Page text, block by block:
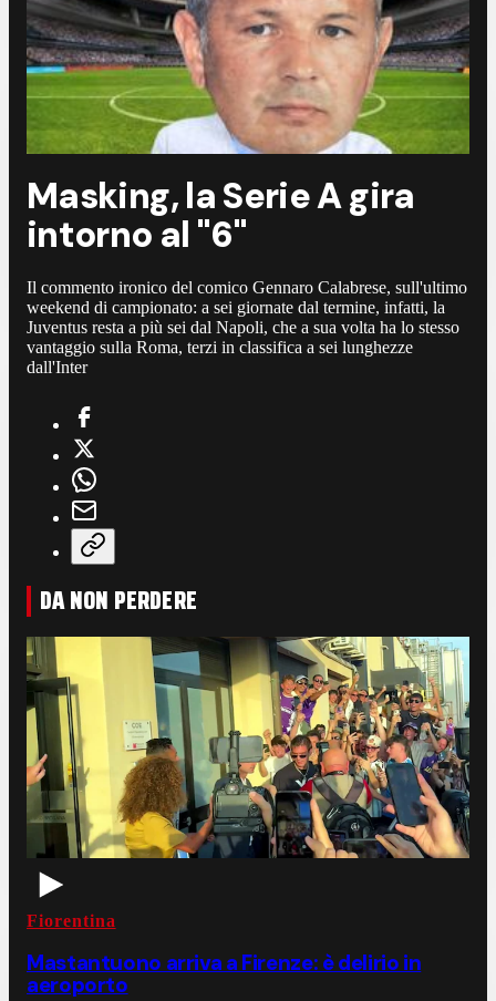
Masking, la Serie A gira
intorno al "6"
Il commento ironico del comico Gennaro Calabrese, sull'ultimo
weekend di campionato: a sei giornate dal termine, infatti, la
Juventus resta a più sei dal Napoli, che a sua volta ha lo stesso
vantaggio sulla Roma, terzi in classifica a sei lunghezze
dall'Inter
DA NON PERDERE
Fiorentina
Mastantuono arriva a Firenze: è delirio in
aeroporto